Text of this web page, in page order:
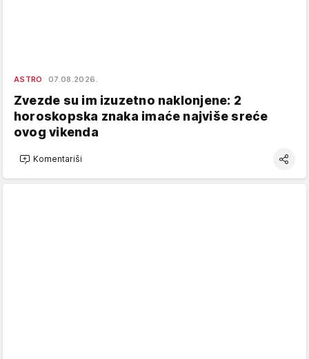
ASTRO 07.08.2026.
Zvezde su im izuzetno naklonjene: 2
horoskopska znaka imaće najviše sreće
ovog vikenda
Komentariši